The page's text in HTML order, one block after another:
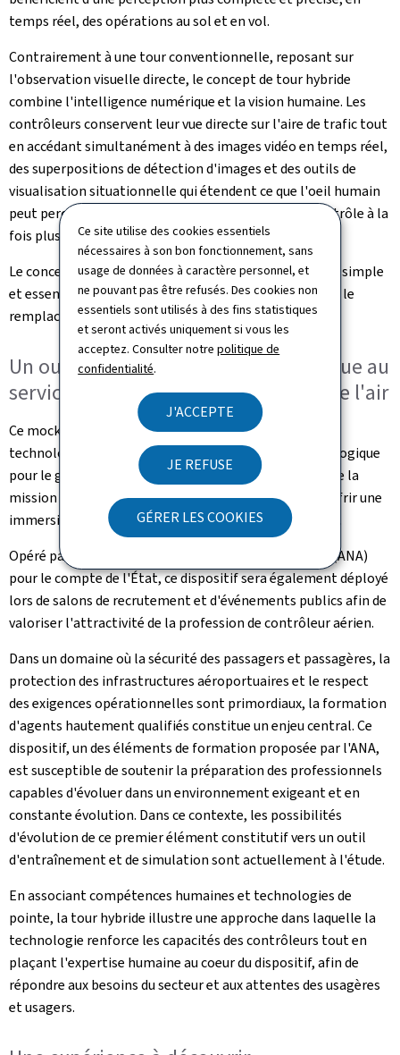
Ce site utilise des cookies essentiels
nécessaires à son bon fonctionnement, sans
usage de données à caractère personnel, et
ne pouvant pas être refusés. Des cookies non
essentiels sont utilisés à des fins statistiques
et seront activés uniquement si vous les
acceptez. Consulter notrepolitique de
confidentialité.
J'ACCEPTE
JE REFUSE
GÉRER LES COOKIES
temps réel, des opérations au sol et en vol.
Contrairement à une tour conventionnelle, reposant sur
l'observation visuelle directe, le concept de tour hybride
combine l'intelligence numérique et la vision humaine. Les
contrôleurs conservent leur vue directe sur l'aire de trafic tout
en accédant simultanément à des images vidéo en temps réel,
des superpositions de détection d'images et des outils de
visualisation situationnelle qui étendent ce que l'oeil humain
peut percevoir. Il en résulte un environnement de contrôle à la
fois plus performant et plus résilient.
Le concept de tour hybride repose donc sur un principe simple
et essentiel: une technologie qui assiste l'humain sans le
remplacer.
Un outil pédagogique et technologique au
service de l'attractivité des métiers de l'air
Ce mock-up dépasse le simple cadre du prototype
technologique: il constitue une véritable vitrine pédagogique
pour le grand public, permettant de mieux comprendre la
mission essentielle du contrôle du trafic aérien et d'offrir une
immersion réaliste dans la tour de contrôle de demain.
Opéré par l'Administration de la navigation aérienne (ANA)
pour le compte de l'État, ce dispositif sera également déployé
lors de salons de recrutement et d'événements publics afin de
valoriser l'attractivité de la profession de contrôleur aérien.
Dans un domaine où la sécurité des passagers et passagères, la
protection des infrastructures aéroportuaires et le respect
des exigences opérationnelles sont primordiaux, la formation
d'agents hautement qualifiés constitue un enjeu central. Ce
dispositif, un des éléments de formation proposée par l'ANA,
est susceptible de soutenir la préparation des professionnels
capables d'évoluer dans un environnement exigeant et en
constante évolution. Dans ce contexte, les possibilités
d'évolution de ce premier élément constitutif vers un outil
d'entraînement et de simulation sont actuellement à l'étude.
En associant compétences humaines et technologies de
pointe, la tour hybride illustre une approche dans laquelle la
technologie renforce les capacités des contrôleurs tout en
plaçant l'expertise humaine au coeur du dispositif, afin de
répondre aux besoins du secteur et aux attentes des usagères
et usagers.